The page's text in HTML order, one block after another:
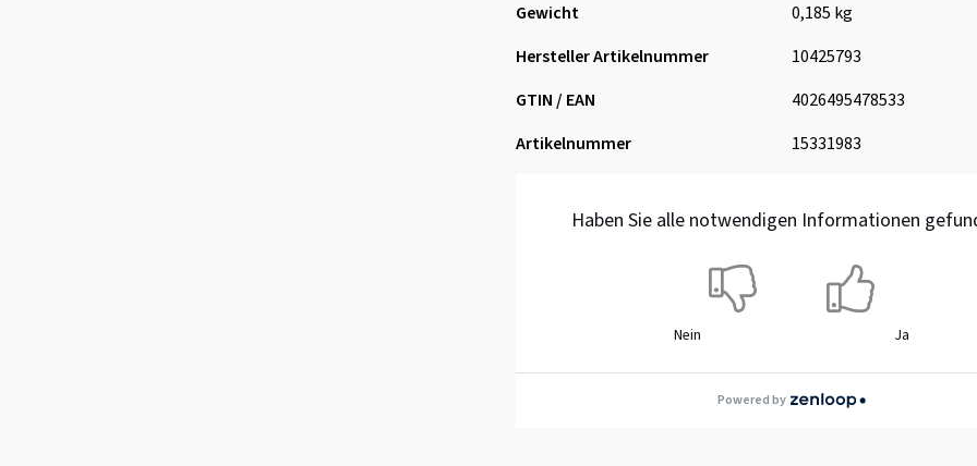
Gewicht
0,185 kg
Hersteller Artikelnummer
10425793
GTIN / EAN
4026495478533
Artikelnummer
15331983
Haben Sie alle notwendigen Informationen
Nein Ja
Powered by